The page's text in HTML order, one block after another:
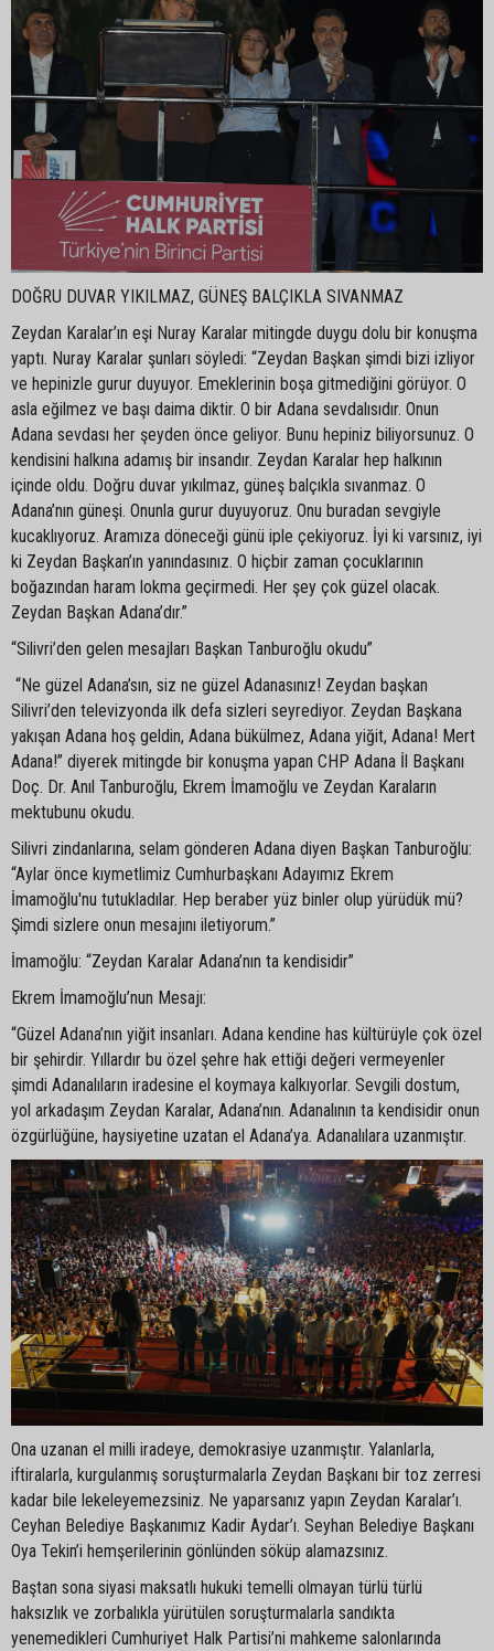
DOĞRU DUVAR YIKILMAZ, GÜNEŞ BALÇIKLA SIVANMAZ
Zeydan Karalar’ın eşi Nuray Karalar mitingde duygu dolu bir konuşma
yaptı. Nuray Karalar şunları söyledi: “Zeydan Başkan şimdi bizi izliyor
ve hepinizle gurur duyuyor. Emeklerinin boşa gitmediğini görüyor. O
asla eğilmez ve başı daima diktir. O bir Adana sevdalısıdır. Onun
Adana sevdası her şeyden önce geliyor. Bunu hepiniz biliyorsunuz. O
kendisini halkına adamış bir insandır. Zeydan Karalar hep halkının
içinde oldu. Doğru duvar yıkılmaz, güneş balçıkla sıvanmaz. O
Adana’nın güneşi. Onunla gurur duyuyoruz. Onu buradan sevgiyle
kucaklıyoruz. Aramıza döneceği günü iple çekiyoruz. İyi ki varsınız, iyi
ki Zeydan Başkan’ın yanındasınız. O hiçbir zaman çocuklarının
boğazından haram lokma geçirmedi. Her şey çok güzel olacak.
Zeydan Başkan Adana’dır.”
“Silivri’den gelen mesajları Başkan Tanburoğlu okudu”
“Ne güzel Adana’sın, siz ne güzel Adanasınız! Zeydan başkan
Silivri’den televizyonda ilk defa sizleri seyrediyor. Zeydan Başkana
yakışan Adana hoş geldin, Adana bükülmez, Adana yiğit, Adana! Mert
Adana!” diyerek mitingde bir konuşma yapan CHP Adana İl Başkanı
Doç. Dr. Anıl Tanburoğlu, Ekrem İmamoğlu ve Zeydan Karaların
mektubunu okudu.
Silivri zindanlarına, selam gönderen Adana diyen Başkan Tanburoğlu:
“Aylar önce kıymetlimiz Cumhurbaşkanı Adayımız Ekrem
İmamoğlu'nu tutukladılar. Hep beraber yüz binler olup yürüdük mü?
Şimdi sizlere onun mesajını iletiyorum.”
İmamoğlu: “Zeydan Karalar Adana’nın ta kendisidir”
Ekrem İmamoğlu’nun Mesajı:
“Güzel Adana’nın yiğit insanları. Adana kendine has kültürüyle çok özel
bir şehirdir. Yıllardır bu özel şehre hak ettiği değeri vermeyenler
şimdi Adanalıların iradesine el koymaya kalkıyorlar. Sevgili dostum,
yol arkadaşım Zeydan Karalar, Adana’nın. Adanalının ta kendisidir onun
özgürlüğüne, haysiyetine uzatan el Adana’ya. Adanalılara uzanmıştır.
Ona uzanan el milli iradeye, demokrasiye uzanmıştır. Yalanlarla,
iftiralarla, kurgulanmış soruşturmalarla Zeydan Başkanı bir toz zerresi
kadar bile lekeleyemezsiniz. Ne yaparsanız yapın Zeydan Karalar’ı.
Ceyhan Belediye Başkanımız Kadir Aydar’ı. Seyhan Belediye Başkanı
Oya Tekin’i hemşerilerinin gönlünden söküp alamazsınız.
Baştan sona siyasi maksatlı hukuki temelli olmayan türlü türlü
haksızlık ve zorbalıkla yürütülen soruşturmalarla sandıkta
yenemedikleri Cumhuriyet Halk Partisi’ni mahkeme salonlarında